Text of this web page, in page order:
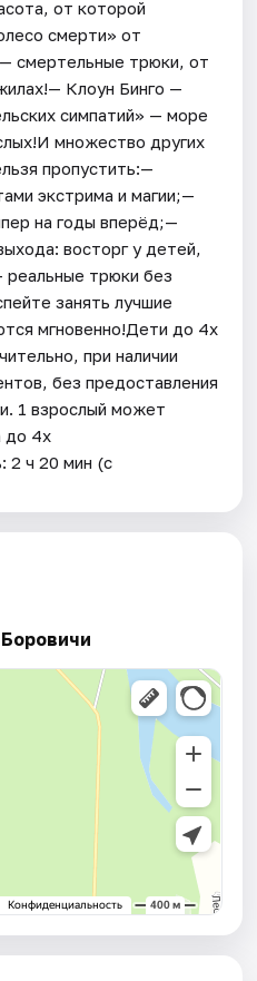
от которой
смерти» от
смертельные трюки, от
Клоун Бинго —
симпатий» — море
множество других
пропустить:—
экстрима и магии;—
на годы вперёд;—
восторг у детей,
трюки без
занять лучшие
мгновенно!Дети до 4х
при наличии
без предоставления
1 взрослый может
до 4х
2 ч 20 мин (с